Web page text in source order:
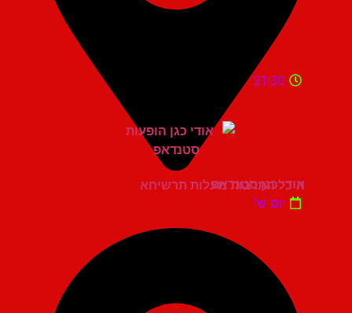
היכל התרבות מעלות תרשיחא
21:30
אודי כגן סטנדאפ
יום ש'